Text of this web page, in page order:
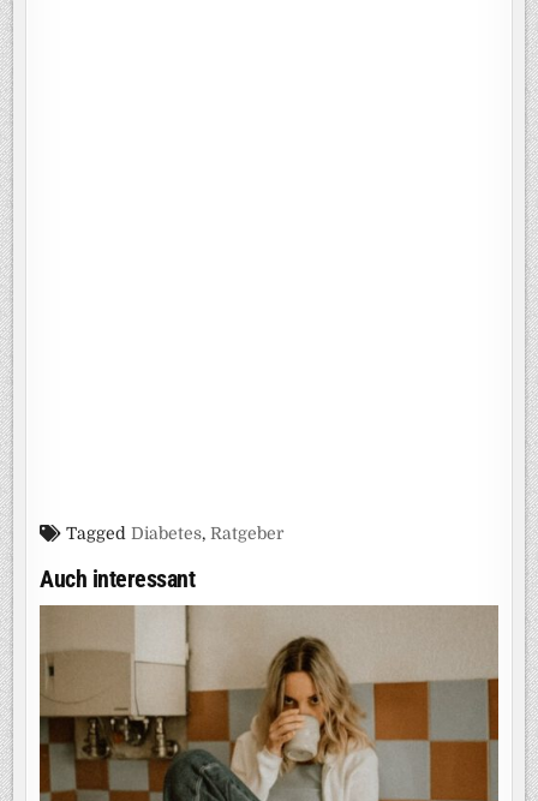
TaggedDiabetes,Ratgeber
Auch interessant